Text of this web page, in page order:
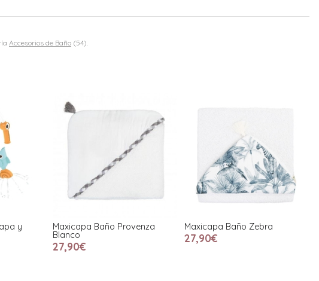
Accesorios de Baño (54).
y Maxicapa Baño Provenza
Blanco
27,90€
Maxicapa Baño Zebra
27,90€